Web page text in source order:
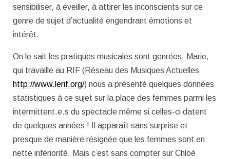
sensibiliser, à éveiller, à attirer les inconscients sur ce
genre de sujet d’actualité engendrant émotions et
intérêt.
On le sait les pratiques musicales sont genrées. Marie,
qui travaille au RIF (Réseau des Musiques Actuelles
http://www.lerif.org/) nous a présenté quelques données
statistiques à ce sujet sur la place des femmes parmi les
intermittent.e.s du spectacle même si celles-ci datent
de quelques années ! Il apparaît sans surprise et
presque de manière résignée que les femmes sont en
nette infériorité. Mais c’est sans compter sur Chloé